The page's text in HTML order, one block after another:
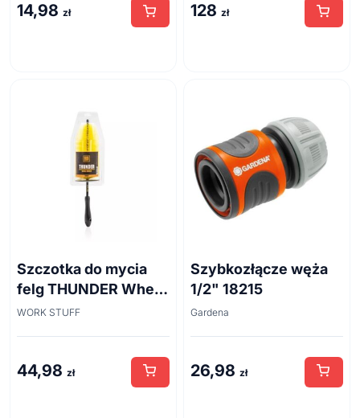
14,98 zł 128 zł
Szczotka do mycia
felg THUNDER Wheel
Brush 45cm
WORK STUFF
44,98 zł
Szybkozłącze węża
1/2" 18215
Gardena
26,98 zł